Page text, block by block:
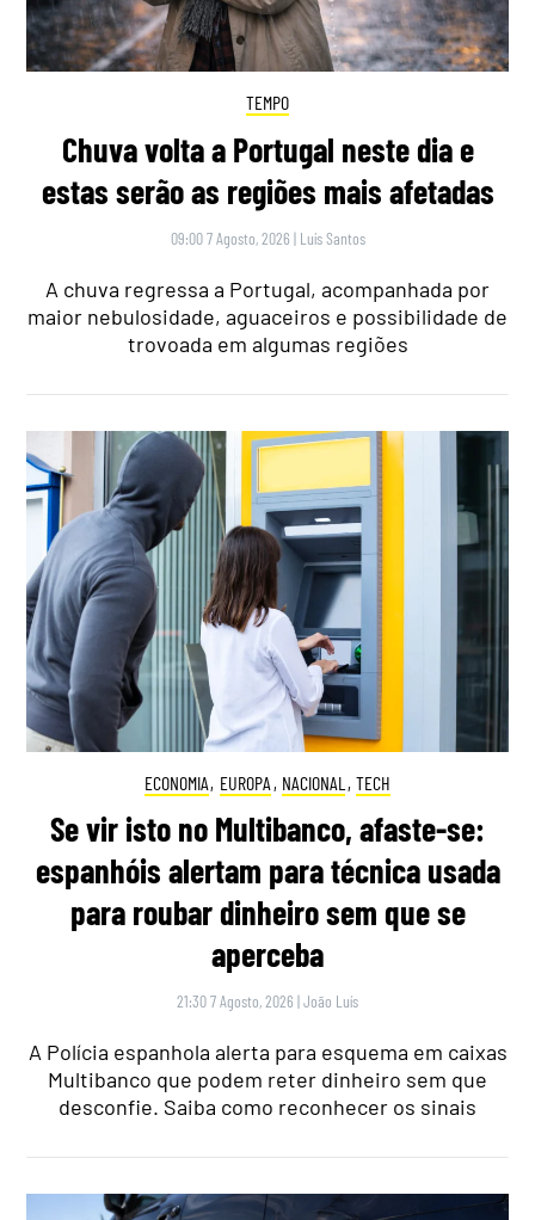
TEMPO
Chuva volta a Portugal neste dia e
estas serão as regiões mais afetadas
09:00 7 Agosto, 2026 | Luís Santos
A chuva regressa a Portugal, acompanhada por
maior nebulosidade, aguaceiros e possibilidade de
trovoada em algumas regiões
ECONOMIA, EUROPA , NACIONAL , TECH
Se vir isto no Multibanco, afaste-se:
espanhóis alertam para técnica usada
para roubar dinheiro sem que se
aperceba
21:30 7 Agosto, 2026 |João Luís
A Polícia espanhola alerta para esquema em caixas
Multibanco que podem reter dinheiro sem que
desconfie. Saiba como reconhecer os sinais